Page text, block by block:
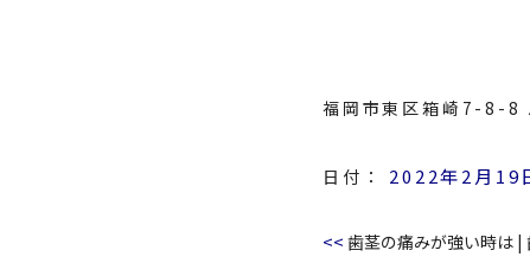
福岡市東区箱崎7-8-8
日付： 2022年2月19
<< 歯茎の痛みが強い時は |